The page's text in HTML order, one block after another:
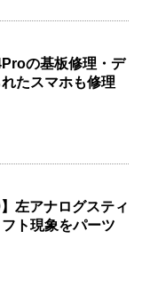
の基板修理・デ
たスマホも修理
左アナログスティ
ト現象をパーツ